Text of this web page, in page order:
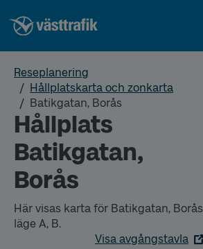
Reseplanering
Hållplatskarta och zonkarta
Batikgatan, Borås
Hållplats
Batikgatan,
Borås
Här visas karta för Batikgatan, Borås
läge A, B.
Visa avgångstavla